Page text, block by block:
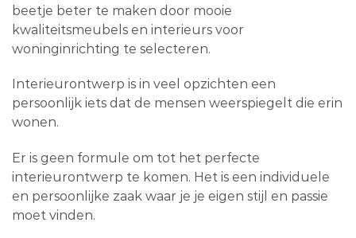
beetje beter te maken door mooie
kwaliteitsmeubels en interieurs voor
woninginrichting te selecteren.
Interieurontwerp is in veel opzichten een
persoonlijk iets dat de mensen weerspiegelt die erin
wonen.
Er is geen formule om tot het perfecte
interieurontwerp te komen. Het is een individuele
en persoonlijke zaak waar je je eigen stijl en passie
moet vinden.